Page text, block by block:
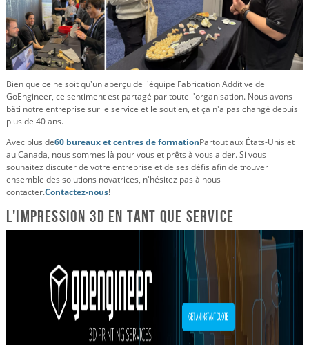
Bien que ce ne soit qu'un aperçu de l'équipe Fabrication Additive de
GoEngineer, ce sentiment est partagé par toute l'organisation. Nous avons
bâti notre entreprise sur le service et le soutien, et ça n'a pas changé depuis
plus de 40 ans.
Avec plus de60 bureaux et centres de formationPartout aux États-Unis et
au Canada, nous sommes là pour vous et prêts à vous aider. Si vous
souhaitez discuter de votre entreprise et de ses défis afin de trouver
ensemble des solutions novatrices, n'hésitez pas à nous
contacter.Contactez-nous!
L'impression 3D en tant que service